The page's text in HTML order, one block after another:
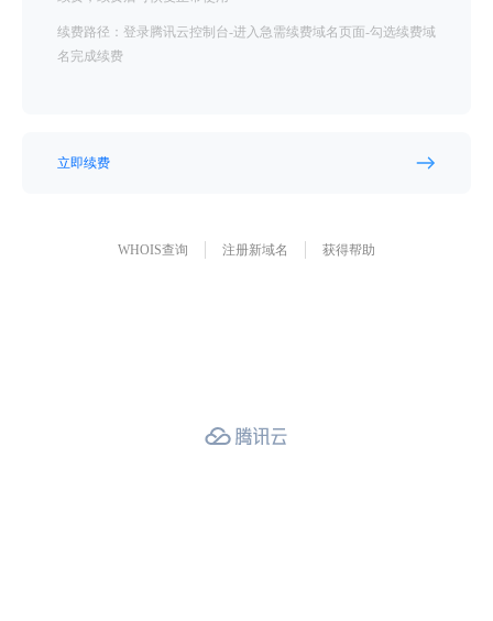
续费路径：登录腾讯云控制台-进入急需续费域名页面-勾选续费域
名完成续费
立即续费
WHOIS查询 注册新域名 获得帮助